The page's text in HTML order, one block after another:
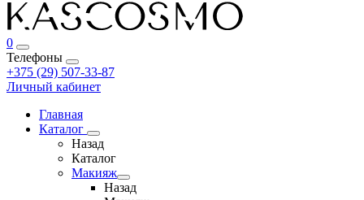
0
Телефоны
+375 (29) 507-33-87
Личный кабинет
Главная
Каталог
Назад
Каталог
Макияж
Назад